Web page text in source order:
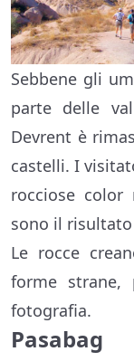
Sebbene gli
parte delle
Devrent è
castelli. I
rocciose color
sono il
Le rocce
forme strane,
fotografia.
Pasabag